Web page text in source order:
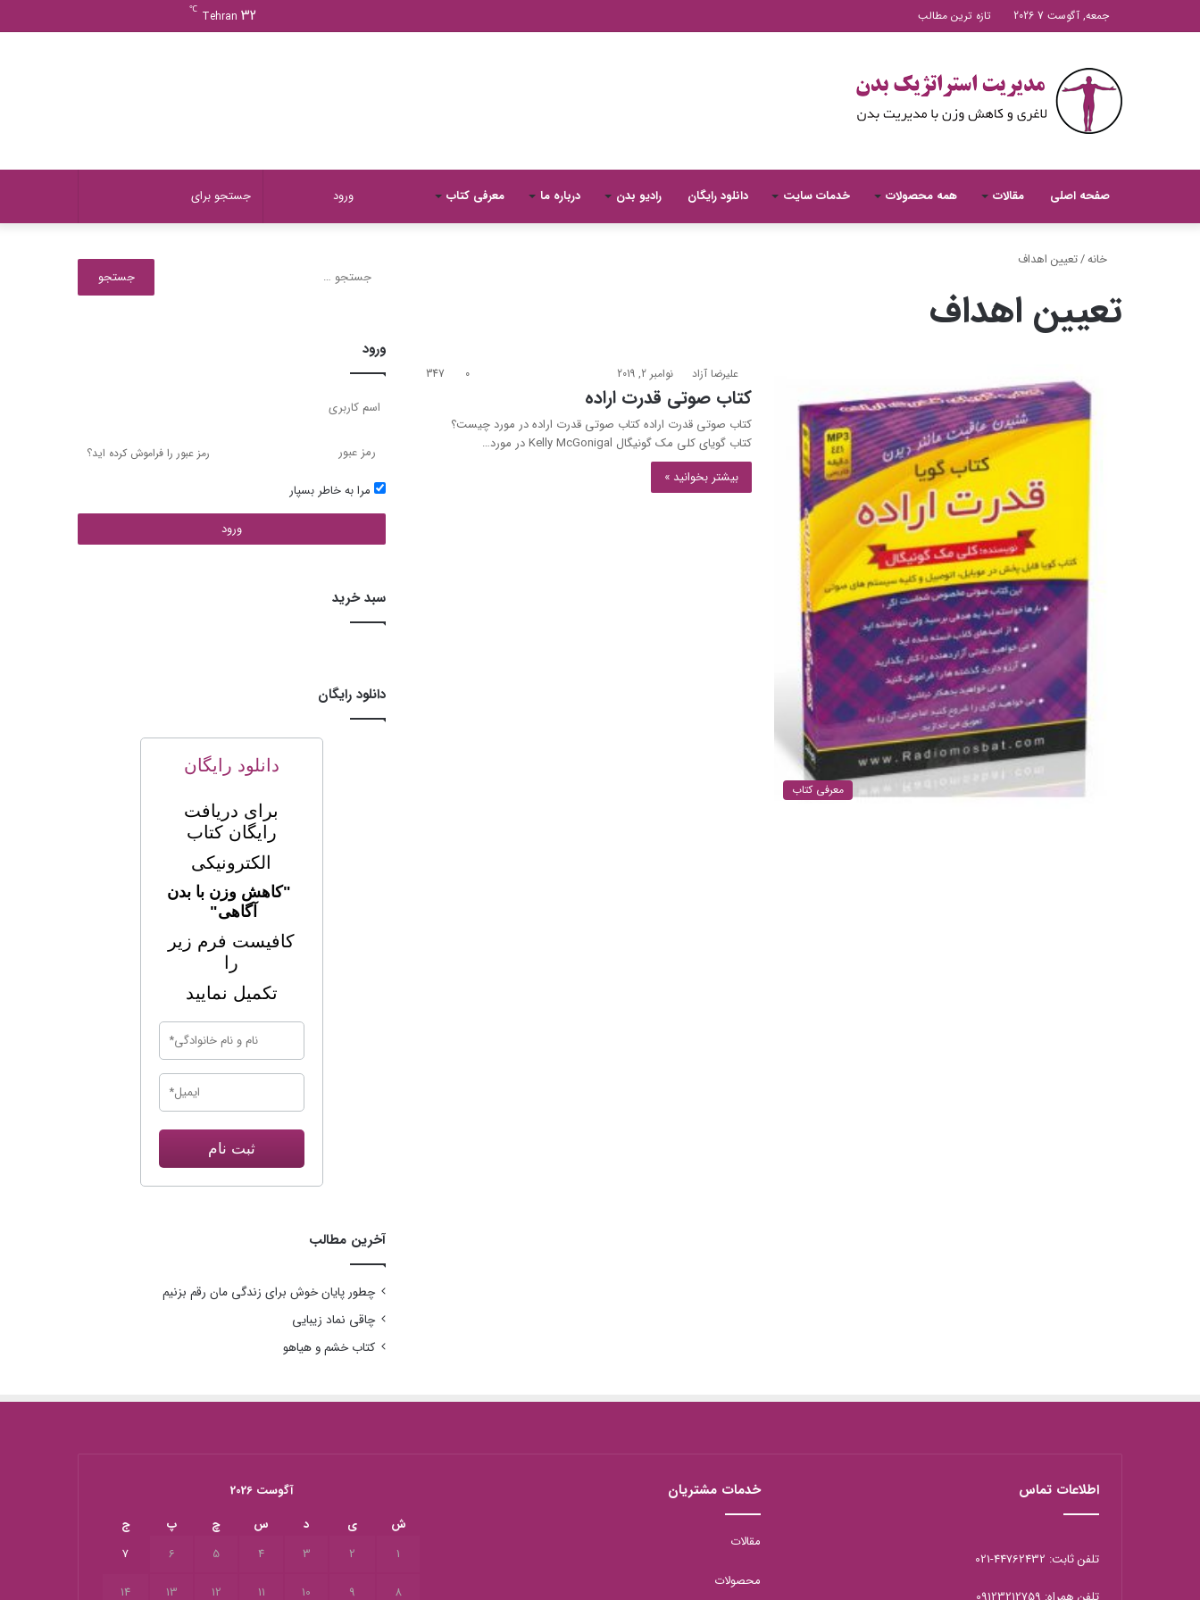
جمعه, آگوست 7 2026 تازه ترین مطالب Tehran 32
℃
صفحه اصلی مقالات همه محصولات خدمات سایت دانلود رایگان رادیو بدن درباره ما معرفی کتاب ورود
خانه/تعیین اهداف
تعیین اهداف
معرفی کتاب
علیرضا آزاد نوامبر 2, 2019 0
347
کتاب صوتی قدرت اراده
کتاب صوتی قدرت اراده کتاب صوتی قدرت اراده در مورد چیست؟
کتاب گویای کلی مک گونیگال Kelly McGonigal در مورد…
بیشتر بخوانید »
ورود
رمز عبور را فراموش کرده اید؟
مرا به خاطر بسپار
ورود
سبد خرید
دانلود رایگان
دانلود رایگان
برای دریافت
رایگان کتاب
الکترونیکی
"کاهش وزن با بدن
آگاهی"
کافیست فرم زیر
را
تکمیل نمایید
ثبت نام
آخرین مطالب
چطور پایان خوش برای زندگی مان رقم بزنیم
چاقی نماد زیبایی
کتاب خشم و هیاهو
اطلاعات تماس
تلفن ثابت: 44762432-021
خدمات مشتریان
مقالات
محصولات
آگوست 2026
ش
ی د س چ پ
ج
1
2
3
4
5
6
7
8
9
10
11
12
13
14